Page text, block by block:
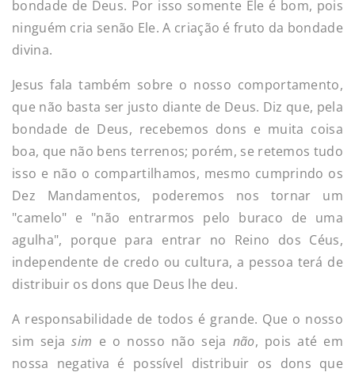
bondade de Deus. Por isso somente Ele é bom, pois
ninguém cria senão Ele. A criação é fruto da bondade
divina.
Jesus fala também sobre o nosso comportamento,
que não basta ser justo diante de Deus. Diz que, pela
bondade de Deus, recebemos dons e muita coisa
boa, que não bens terrenos; porém, se retemos tudo
isso e não o compartilhamos, mesmo cumprindo os
Dez Mandamentos, poderemos nos tornar um
"camelo" e "não entrarmos pelo buraco de uma
agulha", porque para entrar no Reino dos Céus,
independente de credo ou cultura, a pessoa terá de
distribuir os dons que Deus lhe deu.
A responsabilidade de todos é grande. Que o nosso
sim sejasim e o nosso não seja não, pois até em
nossa negativa é possível distribuir os dons que